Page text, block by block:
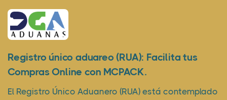
Registro único aduareo (RUA): Facilita tus
Compras Online con MCPACK.
El Registro Único Aduanero (RUA) está contemplado